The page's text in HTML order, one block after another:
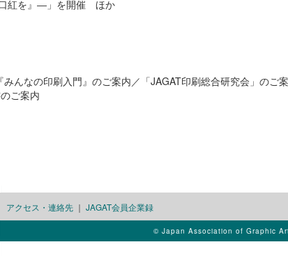
紅を』―」を開催 ほか
みんなの印刷入門』のご案内／「JAGAT印刷総合研究会」の
ご案内
アクセス・連絡先 ｜ JAGAT会員企業録
© Japan Association of Graphic